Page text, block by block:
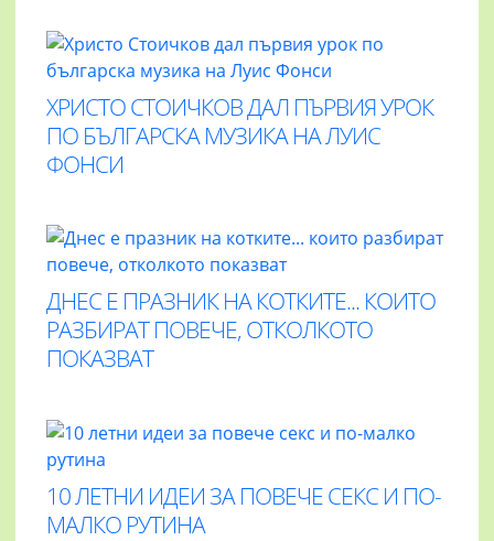
ХРИСТО СТОИЧКОВ ДАЛ ПЪРВИЯ УРОК
ПО БЪЛГАРСКА МУЗИКА НА ЛУИС
ФОНСИ
ДНЕС Е ПРАЗНИК НА КОТКИТЕ... КОИТО
РАЗБИРАТ ПОВЕЧЕ, ОТКОЛКОТО
ПОКАЗВАТ
10 ЛЕТНИ ИДЕИ ЗА ПОВЕЧЕ СЕКС И ПО-
МАЛКО РУТИНА